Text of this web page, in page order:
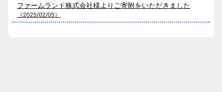
ファームランド株式会社様よりご寄附をいただきました
（2025/02/05）